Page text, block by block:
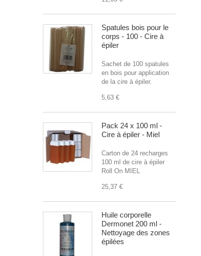
Spatules bois pour le
corps - 100 - Cire à
épiler
Sachet de 100 spatules
en bois pour application
de la cire à épiler.
5,63 €
Pack 24 x 100 ml -
Cire à épiler - Miel
Carton de 24 recharges
100 ml de cire à épiler
Roll On MIEL
25,37 €
Huile corporelle
Dermonet 200 ml -
Nettoyage des zones
épilées